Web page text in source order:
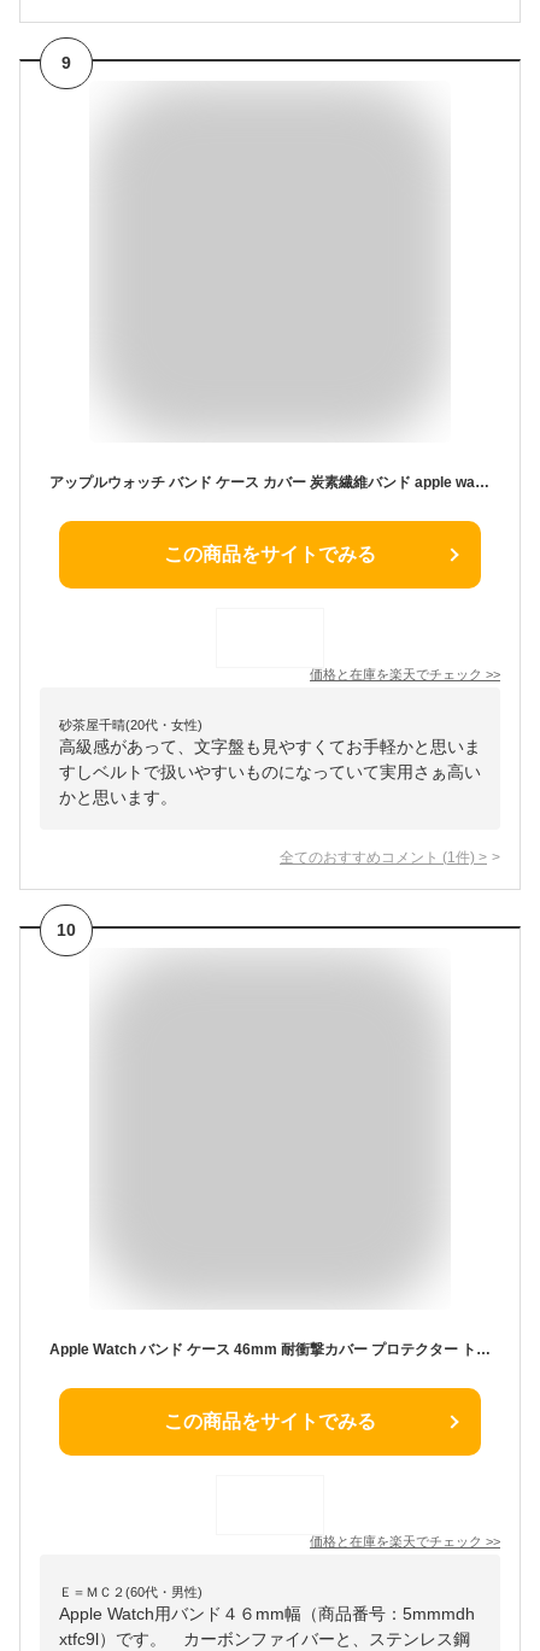
9
アップルウォッチ バンド ケース カバー 炭素繊維バンド apple watch Ultra1/2/3 交換用バンド ステンレス ケース カバー メンズ apple watch 高級 一体型 バンド 高級ベルト ベルト 49mm シリーズ おしゃれ apple watch 炭素繊維カバーバンド レザー メンズ
この商品をサイトでみる
価格と在庫を楽天でチェック >>
砂茶屋千晴(20代・女性)
高級感があって、文字盤も見やすくてお手軽かと思いま
すしベルトで扱いやすいものになっていて実用さぁ高い
かと思います。
全てのおすすめコメント (1 件) >
10
Apple Watch バンド ケース 46mm 耐衝撃カバー プロテクター トラップ付き Apple Watch用S10 46mm 保護 ケース (ローズゴールド)
この商品をサイトでみる
価格と在庫を楽天でチェック >>
Ｅ＝ＭＣ２(60代・男性)
Apple Watch用バンド４６mm幅（商品番号：5mmmdh
xtfc9l）です。 カーボンファイバーと、ステンレス鋼